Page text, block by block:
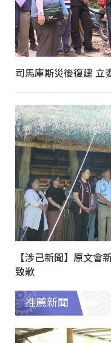
司馬庫斯災後復建 立
【涉己新聞】原文
致歉
推薦新聞